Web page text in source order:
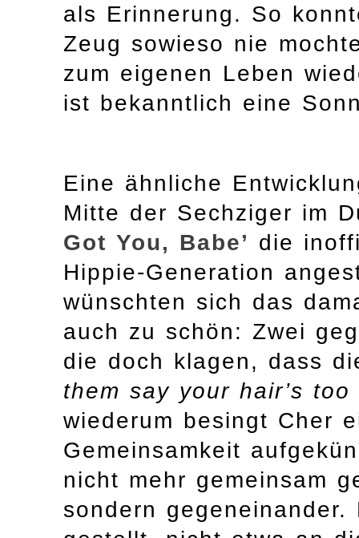
als Erinnerung. So
Zeug sowieso nie
zum eigenen Leben
ist bekanntlich eine
Eine ähnliche
Mitte der Sechziger im
Got You, Babe’ die
Hippie-Generation
wünschten sich das
auch zu schön: Zwei
die doch klagen, dass
them say your hair’s too
wiederum besingt Cher
Gemeinsamkeit
nicht mehr gemeinsam
sondern